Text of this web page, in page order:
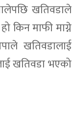
खतिवडाले
किन माफी माग्ने
खतिवडालाई
खतिवडा भएको